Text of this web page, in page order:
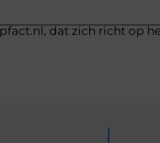
dat zich richt op